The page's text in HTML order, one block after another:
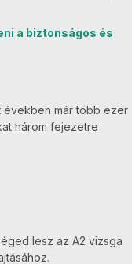
a biztonságos és
években már több ezer
három fejezetre
lesz az A2 vizsga